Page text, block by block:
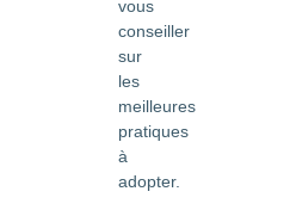
vous
conseiller
sur
les
meilleures
pratiques
à
adopter.